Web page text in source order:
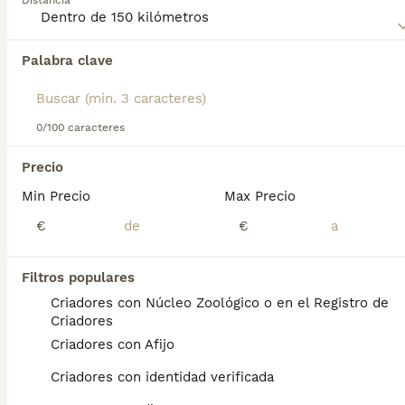
Palabra clave
0/100 caracteres
Precio
Min Precio
€
Max Precio
€
Filtros populares
Criadores con Núcleo Zoológico o en el Registro de
Criadores
Criadores con Afijo
Criadores con identidad verificada
su carácter cariñoso y su adaptabilidad a la vida en
Encontramos 0 Ratón de Praga Perros para
Si deseas exactamente esta búsqueda guarda tu
búsqueda y espera el resultado perfecto:
Preguntas frecuentes
¿Diferencia entre pincher y
ratón de Praga?
La diferencias básicas son: El ratón de praga
tiene el cuello largo, más pequeño de
tamaño, frente ligeramente redondeada. El